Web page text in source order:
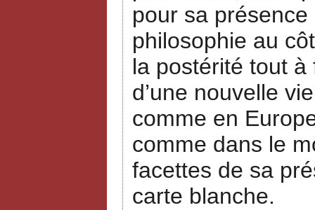
pour sa présence
philosophie au
la postérité tout
d’une nouvelle
comme en
comme dans le
facettes de sa
carte blanche.